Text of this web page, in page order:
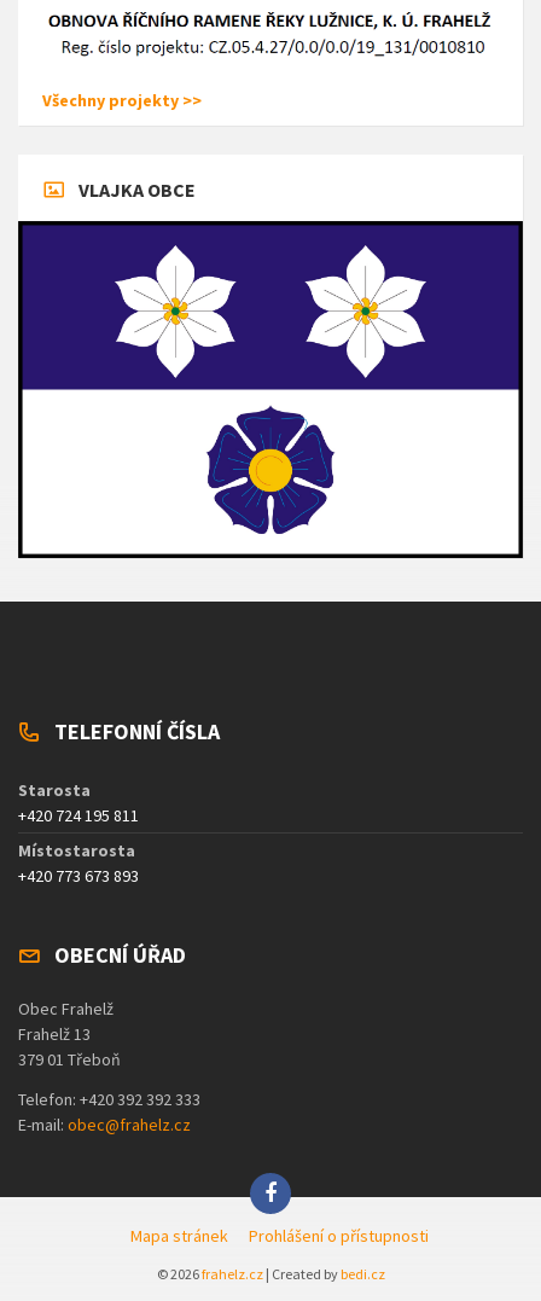
Všechny projekty >>
VLAJKA OBCE
TELEFONNÍ ČÍSLA
Starosta
+420 724 195 811
Místostarosta
+420 773 673 893
OBECNÍ ÚŘAD
Obec Frahelž
Frahelž 13
379 01 Třeboň
Telefon: +420 392 392 333
E-mail: obec@frahelz.cz
Mapa stránek Prohlášení o přístupnosti
© 2026frahelz.cz| Created bybedi.cz